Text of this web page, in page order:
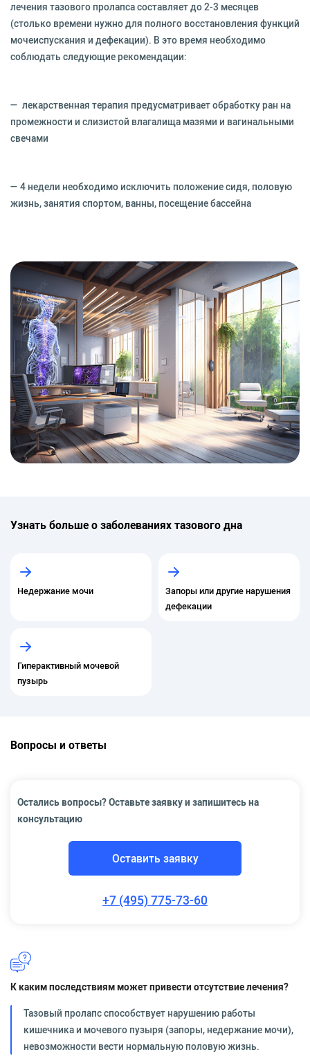
лечения тазового пролапса составляет до 2-3 месяцев
(столько времени нужно для полного восстановления функций
мочеиспускания и дефекации). В это время необходимо
соблюдать следующие рекомендации:
— лекарственная терапия предусматривает обработку ран на
промежности и слизистой влагалища мазями и вагинальными
свечами
— 4 недели необходимо исключить положение сидя, половую
жизнь, занятия спортом, ванны, посещение бассейна
Узнать больше о заболеваниях тазового дна
Недержание мочи
Запоры или другие нарушения
дефекации
Гиперактивный мочевой
пузырь
Вопросы и ответы
Остались вопросы? Оставьте заявку и запишитесь на
консультацию
Оставить заявку
+7 (495) 775-73-60
К каким последствиям может привести отсутствие лечения?
Тазовый пролапс способствует нарушению работы
кишечника и мочевого пузыря (запоры, недержание мочи),
невозможности вести нормальную половую жизнь.